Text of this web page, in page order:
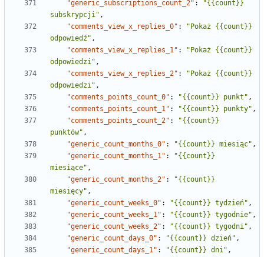
"generic_subscriptions_count_2" :
"{{count}}
subskrypcji" ,
"comments_view_x_replies_0" :
"Pokaż {{count}}
odpowiedź" ,
"comments_view_x_replies_1" :
"Pokaż {{count}}
odpowiedzi" ,
"comments_view_x_replies_2" :
"Pokaż {{count}}
odpowiedzi" ,
"comments_points_count_0" : "{{count}} punkt" ,
"comments_points_count_1" : "{{count}} punkty" ,
"comments_points_count_2" :
"{{count}}
punktów" ,
"generic_count_months_0" : "{{count}} miesiąc" ,
"generic_count_months_1" :
"{{count}}
miesiące" ,
"generic_count_months_2" :
"{{count}}
miesięcy" ,
"generic_count_weeks_0" : "{{count}} tydzień" ,
"generic_count_weeks_1" : "{{count}} tygodnie" ,
"generic_count_weeks_2" : "{{count}} tygodni" ,
"generic_count_days_0" : "{{count}} dzień" ,
"generic_count_days_1" : "{{count}} dni" ,